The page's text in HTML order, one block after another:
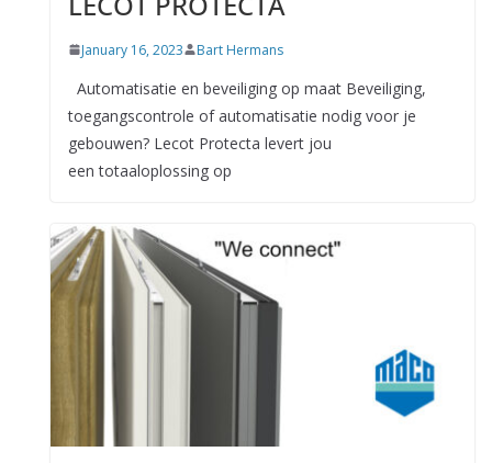
January 16, 2023 Bart Hermans
Automatisatie en beveiliging op maat Beveiliging,
toegangscontrole of automatisatie nodig voor je
gebouwen? Lecot Protecta levert jou
een totaaloplossing op